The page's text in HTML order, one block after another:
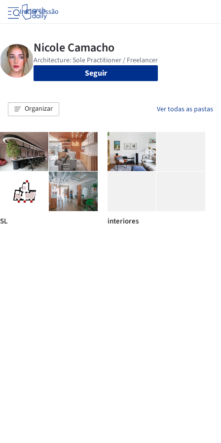
Iniciar sessão
Seguir
Organizar Ver todas as pastas
SL interiores